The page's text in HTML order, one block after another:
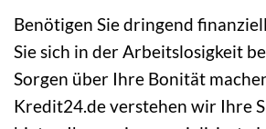
Benötigen Sie dringend
Sie sich in der Arbeitslosigkeit
Sorgen über Ihre Bonität
Kredit24.de verstehen wir Ihre